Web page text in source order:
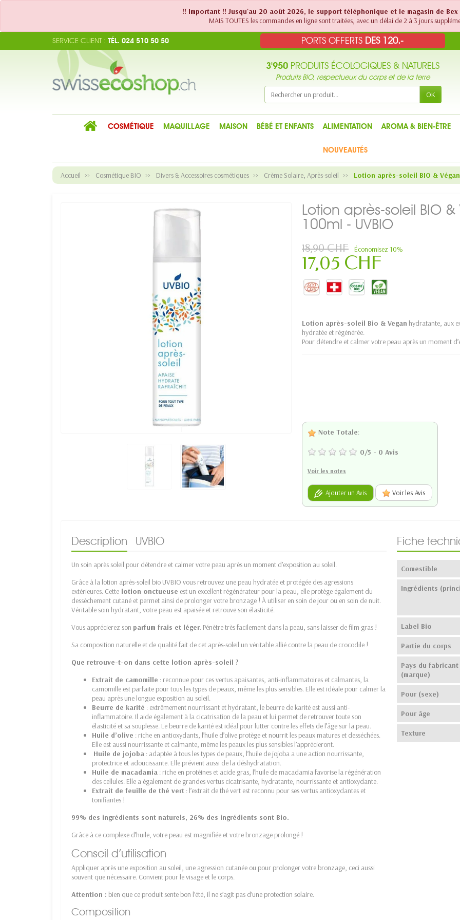
!! Important !! Jusqu'au 20 août 2026, le support téléphonique et le magasin de
MAIS TOUTES les commandes en ligne sont traitées, avec un délai de 2 à 3 jours
PORTS OFFERTS DES 120.-
SERVICE CLIENT : TÉL. 024 510 50 50
3'950 PRODUITS ÉCOLOGIQUES & NATURELS
Produits BIO, respectueux du corps et de la terre
OK
COSMÉTIQUE MAQUILLAGE MAISON BÉBÉ ET ENFANTS ALIMENTATION AROMA & BIEN-ÊTRE
NOUVEAUTÉS
Accueil Cosmétique BIO Divers & Accessoires cosmétiques Crème Solaire, Après-soleil Lotion après-soleil BIO &
Lotion après-soleil BIO
100ml - UVBIO
18,90 CHF Économisez 10%
17,05 CHF
Lotion après-soleil Bio & Vegan hydratante, aux
hydratée et régénérée.
Pour détendre et calmer votre peau après un moment
Note Totale:
0/5 - 0 Avis
Voir les notes
Ajouter un Avis Voir les Avis
Description UVBIO
Un soin après soleil pour détendre et calmer votre peau après un moment d’exposition au soleil.
Grâce à la lotion après-soleil bio UVBIO vous retrouvez une peau hydratée et protégée des agressions
extérieures. Cette lotion onctueuse est un excellent régénérateur pour la peau, elle protège également du
dessèchement cutané et permet ainsi de prolonger votre bronzage ! À utiliser en soin de jour ou en soin de nuit.
Véritable soin hydratant, votre peau est apaisée et retrouve son élasticité.
Vous apprécierez son parfum frais et léger . Pénètre très facilement dans la peau, sans laisser de film gras !
Sa composition naturelle et de qualité fait de cet après-soleil un véritable allié contre la peau de crocodile !
Que retrouve-t-on dans cette lotion après-soleil ?
Extrait de camomille : reconnue pour ces vertus apaisantes, anti-inflammatoires et calmantes, la
camomille est parfaite pour tous les types de peaux, même les plus sensibles. Elle est idéale pour calmer la
peau après une longue exposition au soleil.
Beurre de karité : extrêmement nourrissant et hydratant, le beurre de karité est aussi anti-
inflammatoire. Il aide également à la cicatrisation de la peau et lui permet de retrouver toute son
élasticité et sa souplesse. Le beurre de karité est idéal pour lutter contre les effets de l’âge sur la peau.
Huile d’olive : riche en antioxydants, l’huile d’olive protège et nourrit les peaux matures et desséchées.
Elle est aussi nourrissante et calmante, même les peaux les plus sensibles l’apprécieront.
Huile de jojoba : adaptée à tous les types de peaux, l’huile de jojoba a une action nourrissante,
protectrice et adoucissante. Elle prévient aussi de la déshydratation.
Huile de macadamia : riche en protéines et acide gras, l’huile de macadamia favorise la régénération
des cellules. Elle a également de grandes vertus cicatrisante, hydratante, nourrissante et antioxydante.
Extrait de feuille de thé vert : l’extrait de thé vert est reconnu pour ses vertus antioxydantes et
tonifiantes !
99% des ingrédients sont naturels, 26% des ingrédients sont Bio.
Grâce à ce complexe d’huile, votre peau est magnifiée et votre bronzage prolongé !
Conseil d’utilisation
Appliquer après une exposition au soleil, une agression cutanée ou pour prolonger votre bronzage, ceci aussi
souvent que nécessaire. Convient pour le visage et le corps.
Attention : bien que ce produit sente bon l’été, il ne s’agit pas d’une protection solaire.
Composition
Fiche
Comestible
Ingrédients
Label Bio
Partie du corps
Pays du fabricant
(marque)
Pour (sexe)
Pour âge
Texture